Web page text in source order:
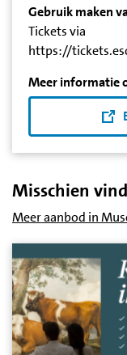
Gebruik maken
Tickets via
https://
Meer informatie
Misschien
Meer aanbod in